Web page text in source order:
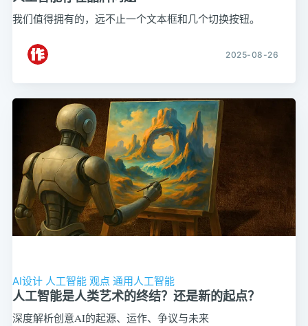
我们值得拥有的，远不止一个文本框和几个切换按钮。
2025-08-26
AI设计 人工智能 观点 通用人工智能
人工智能是人类艺术的终结？还是新的起点？
深度解析创意AI的起源、运作、争议与未来